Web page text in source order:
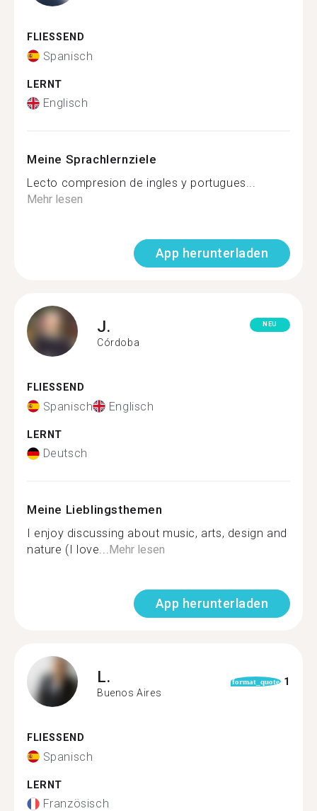
FLIESSEND
Spanisch
LERNT
Englisch
Meine Sprachlernziele
Lecto compresion de ingles y portugues...
Mehr lesen
App herunterladen
J.
Córdoba
NEU
FLIESSEND
Spanisch Englisch
LERNT
Deutsch
Meine Lieblingsthemen
I enjoy discussing about music, arts, design and
nature (I love...Mehr lesen
App herunterladen
L.
Buenos Aires
format_quote 1
FLIESSEND
Spanisch
LERNT
Französisch